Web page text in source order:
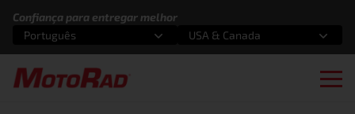
Confiança para entregar melhor
Selecione uma opção
Português
Selecione uma opção
USA & Canada